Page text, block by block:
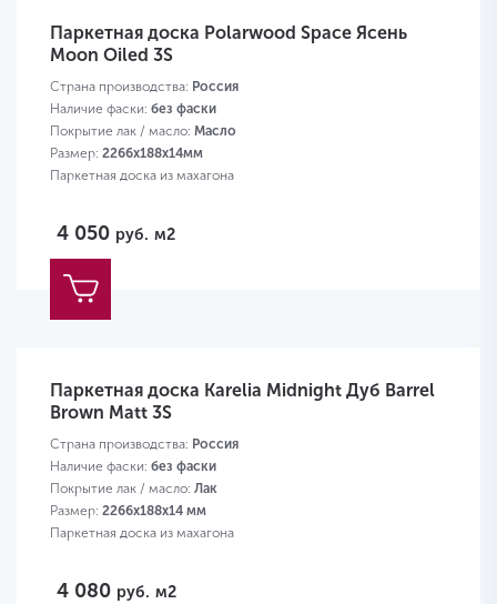
Паркетная доска Polarwood Space Ясень
Moon Oiled 3S
Страна производства: Россия
Наличие фаски: без фаски
Покрытие лак / масло: Масло
Размер: 2266х188х14мм
Паркетная доска из махагона
4 050 руб. м2
Паркетная доска Karelia Midnight Дуб Barrel
Brown Matt 3S
Страна производства: Россия
Наличие фаски: без фаски
Покрытие лак / масло: Лак
Размер: 2266х188х14 мм
Паркетная доска из махагона
4 080 руб. м2